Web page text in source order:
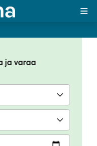
Äkkilähdöt
Suosikit
OTA YHTEYTTÄ
ja varaa